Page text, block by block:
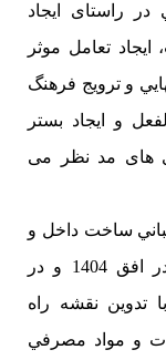
در راستای ایجاد
تعامل موثر
و ترويج فرهنگ
و ايجاد بستر
های مد نظر می
ساخت داخل و
برنامه هفتم توسعه و سند چشم انداز در افق 1404 و در
تدوين نقشه راه
و مواد مصرفي